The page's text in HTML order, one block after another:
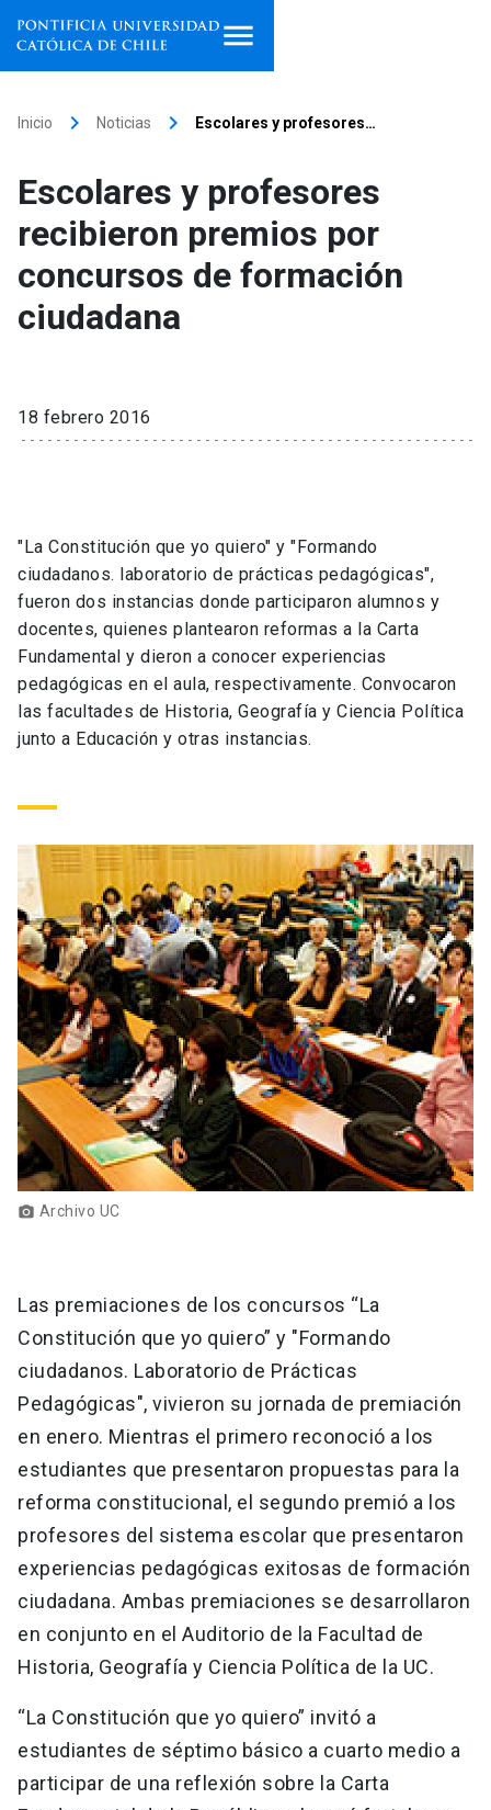
Facultades, escuelas e
institutos
Investigación
Información para keyboard_arrow_down
Futuros estudiantes
Académicos
Padres y familia
Vecinos launch
Go to english site
ACCESOS DIRECTOS
Admisión launch
Correo UC
Mi Portal UC launch
Medios Biblioteca launch
Donaciones launch
Inicio keyboard_arrow_right Noticias keyboard_arrow_right Escolares y profesores…
Escolares y profesores
recibieron premios por
concursos de formación
ciudadana
18 febrero 2016
"La Constitución que yo quiero" y "Formando
ciudadanos. laboratorio de prácticas pedagógicas",
fueron dos instancias donde participaron alumnos y
docentes, quienes plantearon reformas a la Carta
Fundamental y dieron a conocer experiencias
pedagógicas en el aula, respectivamente. Convocaron
las facultades de Historia, Geografía y Ciencia Política
junto a Educación y otras instancias.
photo_camera Archivo UC
Las premiaciones de los concursos “La
Constitución que yo quiero” y "Formando
ciudadanos. Laboratorio de Prácticas
Pedagógicas", vivieron su jornada de premiación
en enero. Mientras el primero reconoció a los
estudiantes que presentaron propuestas para la
reforma constitucional, el segundo premió a los
profesores del sistema escolar que presentaron
experiencias pedagógicas exitosas de formación
ciudadana. Ambas premiaciones se desarrollaron
en conjunto en el Auditorio de la Facultad de
Historia, Geografía y Ciencia Política de la UC.
“La Constitución que yo quiero” invitó a
estudiantes de séptimo básico a cuarto medio a
participar de una reflexión sobre la Carta